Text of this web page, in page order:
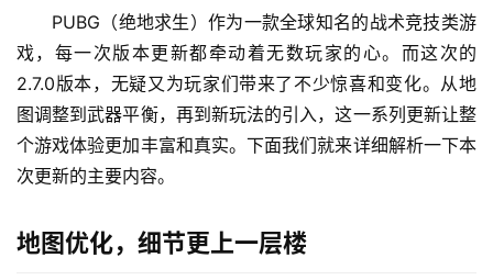
PUBG（绝地求生）作为一款全球知名的战术竞技类游
戏，每一次版本更新都牵动着无数玩家的心。而这次的
2.7.0版本，无疑又为玩家们带来了不少惊喜和变化。从地
图调整到武器平衡，再到新玩法的引入，这一系列更新让整
个游戏体验更加丰富和真实。下面我们就来详细解析一下本
次更新的主要内容。
地图优化，细节更上一层楼